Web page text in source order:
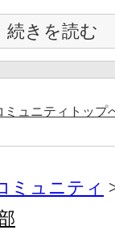
続きを読む
ミュニティトップ
ミュニティ